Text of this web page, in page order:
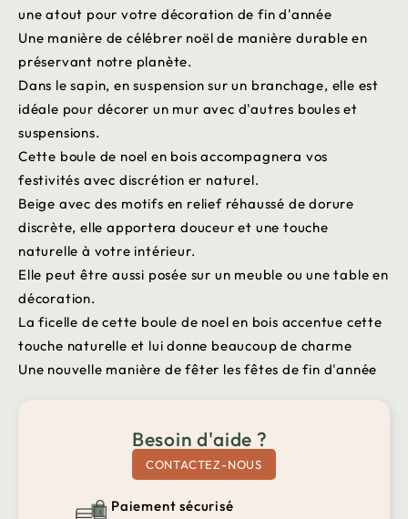
une atout pour votre décoration de fin d'année
Une manière de célébrer noël de manière durable en
préservant notre planète.
Dans le sapin, en suspension sur un branchage, elle est
idéale pour décorer un mur avec d'autres boules et
suspensions.
Cette boule de noel en bois accompagnera vos
festivités avec discrétion er naturel.
Beige avec des motifs en relief réhaussé de dorure
discrète, elle apportera douceur et une touche
naturelle à votre intérieur.
Elle peut être aussi posée sur un meuble ou une table en
décoration.
La ficelle de cette boule de noel en bois accentue cette
touche naturelle et lui donne beaucoup de charme
Une nouvelle manière de fêter les fêtes de fin d'année
Besoin d'aide ?
CONTACTEZ-NOUS
Paiement sécurisé